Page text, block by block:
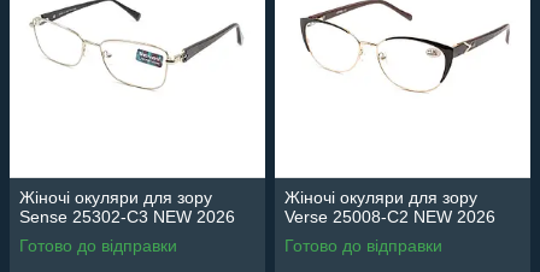
Жіночі окуляри для зору
Sense 25302-C3 NEW 2026
Готово до відправки
Жіночі окуляри для зору
Verse 25008-C2 NEW 2026
Готово до відправки